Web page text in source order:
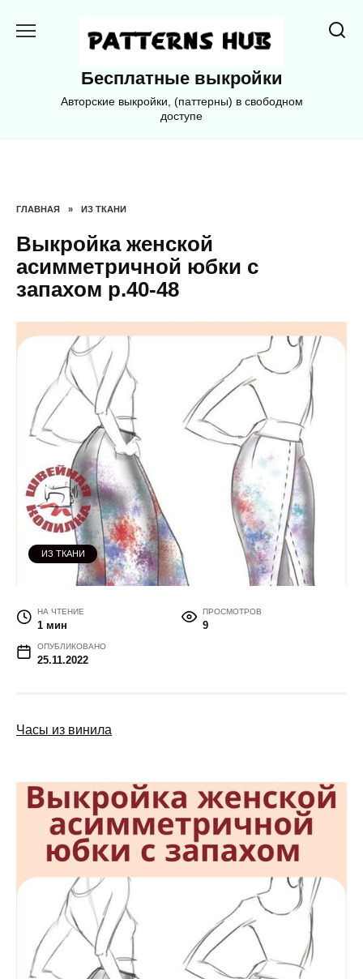
Бесплатные выкройки
Авторские выкройки, (паттерны) в свободном
доступе
ГЛАВНАЯ » ИЗ ТКАНИ
Bыкpoйкa жeнcкoй
acиммeтpичнoй юбки c
зaпaxoм p.40-48
ИЗ ТКАНИ
НА ЧТЕНИЕ
1 мин
ПРОСМОТРОВ
9
ОПУБЛИКОВАНО
25.11.2022
Часы из винила